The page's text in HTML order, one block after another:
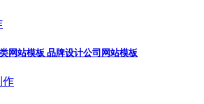
网站模板 品牌设计公司网站模板